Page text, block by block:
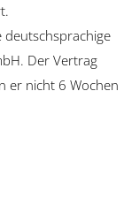
deutschsprachige
Der Vertrag
er nicht 6 Wochen